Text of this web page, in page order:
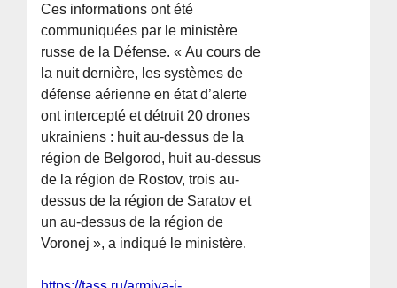
Ces informations ont été
communiquées par le ministère
russe de la Défense. « Au cours de
la nuit dernière, les systèmes de
défense aérienne en état d’alerte
ont intercepté et détruit 20 drones
ukrainiens : huit au-dessus de la
région de Belgorod, huit au-dessus
de la région de Rostov, trois au-
dessus de la région de Saratov et
un au-dessus de la région de
Voronej », a indiqué le ministère.